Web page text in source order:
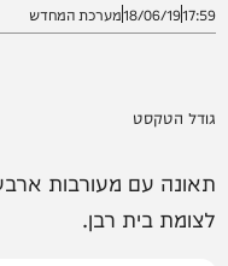
17:59
18/06/19מערכת המחדש
גודל הטקסט
לצומת בית רבן.